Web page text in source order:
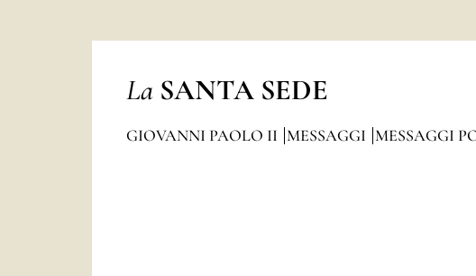
La SANTA SEDE
GIOVANNI PAOLO II MESSAGGI MESSAGGI